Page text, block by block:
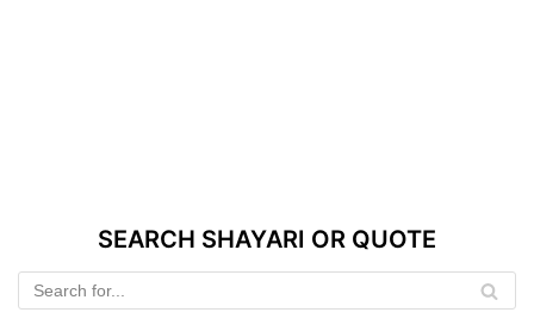
SEARCH SHAYARI OR QUOTE